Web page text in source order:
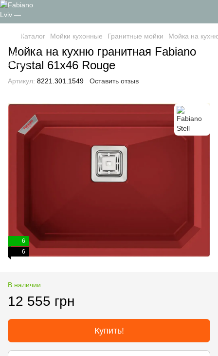
Каталог Мойки кухонные Гранитные мойки Мойка на
Мойка на кухню гранитная Fabiano
Crystal 61x46 Rouge
Артикул: 8221.301.1549 Оставить отзыв
6
6
В наличии
12 555 грн
Купить!